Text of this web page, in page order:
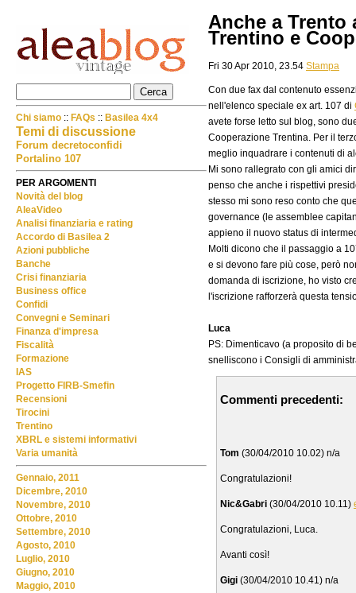
Anche a Trento
Trentino e
Fri 30 Apr 2010, 23.54 Stampa
Con due fax dal contenuto
nell'elenco speciale ex art. 107 di
avete forse letto sul blog, sono
Cooperazione Trentina. Per il
meglio inquadrare i contenuti di
Mi sono rallegrato con gli amici
penso che anche i rispettivi
stesso mi sono reso conto che
governance (le assemblee
appieno il nuovo status di
Molti dicono che il passaggio a
e si devono fare più cose, però
domanda di iscrizione, ho visto
l'iscrizione rafforzerà questa
Luca
PS: Dimenticavo (a proposito di
snelliscono i Consigli di
Commenti precedenti:
Tom (30/04/2010 10.02) n/a
Congratulazioni!
Nic&Gabri (30/04/2010 10.11)
Congratulazioni, Luca.
Avanti così!
Gigi (30/04/2010 10.41) n/a
Chi siamo :: FAQs :: Basilea 4x4
Temi di discussione
Forum decretoconfidi
Portalino 107
PER ARGOMENTI
Novità del blog
AleaVideo
Analisi finanziaria e rating
Accordo di Basilea 2
Azioni pubbliche
Banche
Crisi finanziaria
Business office
Confidi
Convegni e Seminari
Finanza d'impresa
Fiscalità
Formazione
IAS
Progetto FIRB-Smefin
Recensioni
Tirocini
Trentino
XBRL e sistemi informativi
Varia umanità
Gennaio, 2011
Dicembre, 2010
Novembre, 2010
Ottobre, 2010
Settembre, 2010
Agosto, 2010
Luglio, 2010
Giugno, 2010
Maggio, 2010